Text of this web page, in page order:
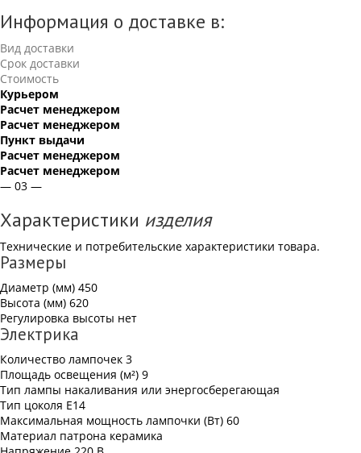
Информация о доставке в:
Вид доставки
Срок доставки
Стоимость
Курьером
Расчет менеджером
Расчет менеджером
Пункт выдачи
Расчет менеджером
Расчет менеджером
— 03 —
Характеристики изделия
Технические и потребительские характеристики товара.
Размеры
Диаметр (мм) 450
Высота (мм) 620
Регулировка высоты нет
Электрика
Количество лампочек 3
Площадь освещения (м²) 9
Тип лампы накаливания или энергосберегающая
Тип цоколя Е14
Максимальная мощность лампочки (Вт) 60
Материал патрона керамика